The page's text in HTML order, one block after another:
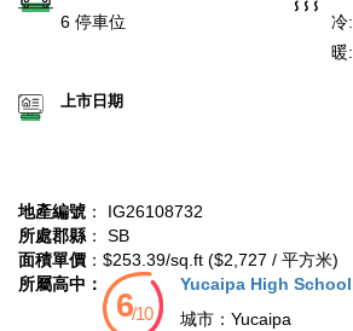
6 停車位 冷:
暖:
上市日期
地產編號 ： IG26108732
所處郡縣 ： SB
面積單價 ：$253.39/sq.ft ($2,727 / 平方米)
所屬高中：
Yucaipa High School
城市： Yucaipa